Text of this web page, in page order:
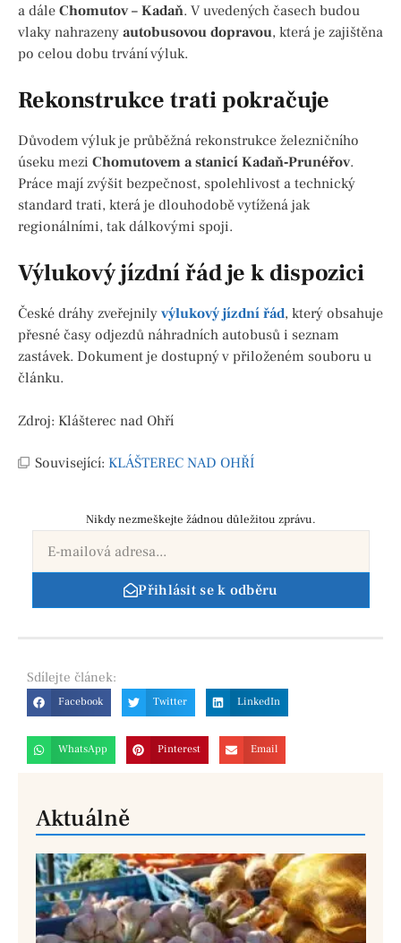
a dále Chomutov – Kadaň. V uvedených časech budou
vlaky nahrazeny autobusovou dopravou, která je zajištěna
po celou dobu trvání výluk.
Rekonstrukce trati pokračuje
Důvodem výluk je průběžná rekonstrukce železničního
úseku mezi Chomutovem a stanicí Kadaň‑Prunéřov.
Práce mají zvýšit bezpečnost, spolehlivost a technický
standard trati, která je dlouhodobě vytížená jak
regionálními, tak dálkovými spoji.
Výlukový jízdní řád je k dispozici
České dráhy zveřejnily výlukový jízdní řád, který obsahuje
přesné časy odjezdů náhradních autobusů i seznam
zastávek. Dokument je dostupný v přiloženém souboru u
článku.
Zdroj: Klášterec nad Ohří
Související: KLÁŠTEREC NAD OHŘÍ
Nikdy nezmeškejte žádnou důležitou zprávu.
Přihlásit se k odběru
Sdílejte článek:
Facebook Twitter LinkedIn
WhatsApp Pinterest Email
Aktuálně